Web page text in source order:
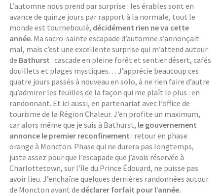
L’automne nous prend par surprise : les érables sont en
avance de quinze jours par rapport à la normale, tout le
monde est tourneboulé, décidément rien ne va cette
année. Ma sacro-sainte escapade d’automne s’annonçait
mal, mais c’est une excellente surprise qui m’attend autour
de Bathurst : cascade en pleine forêt et sentier désert, cafés
douillets et plages mystiques… J’apprécie beaucoup ces
quatre jours passés à nouveau en solo, à ne rien faire d’autre
qu’admirer les feuilles de la façon qui me plaît le plus : en
randonnant. Et ici aussi, en partenariat avec l’office de
tourisme de la Région Chaleur. J’en profite un maximum,
car alors même que je suis à Bathurst, le gouvernement
annonce le premier reconfinement : retour en phase
orange à Moncton. Phase qui ne durera pas longtemps,
juste assez pour que l’escapade que j’avais réservée à
Charlottetown, sur l’île du Prince Édouard, ne puisse pas
avoir lieu. J’enchaîne quelques dernières randonnées autour
de Moncton avant de déclarer forfait pour l’année.